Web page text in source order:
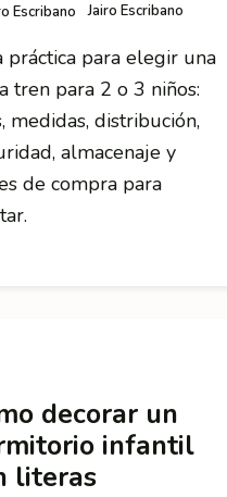
Jairo Escribano
práctica para elegir una
tren para 2 o 3 niños:
medidas, distribución,
almacenaje y
de compra para
decorar un
infantil
literas